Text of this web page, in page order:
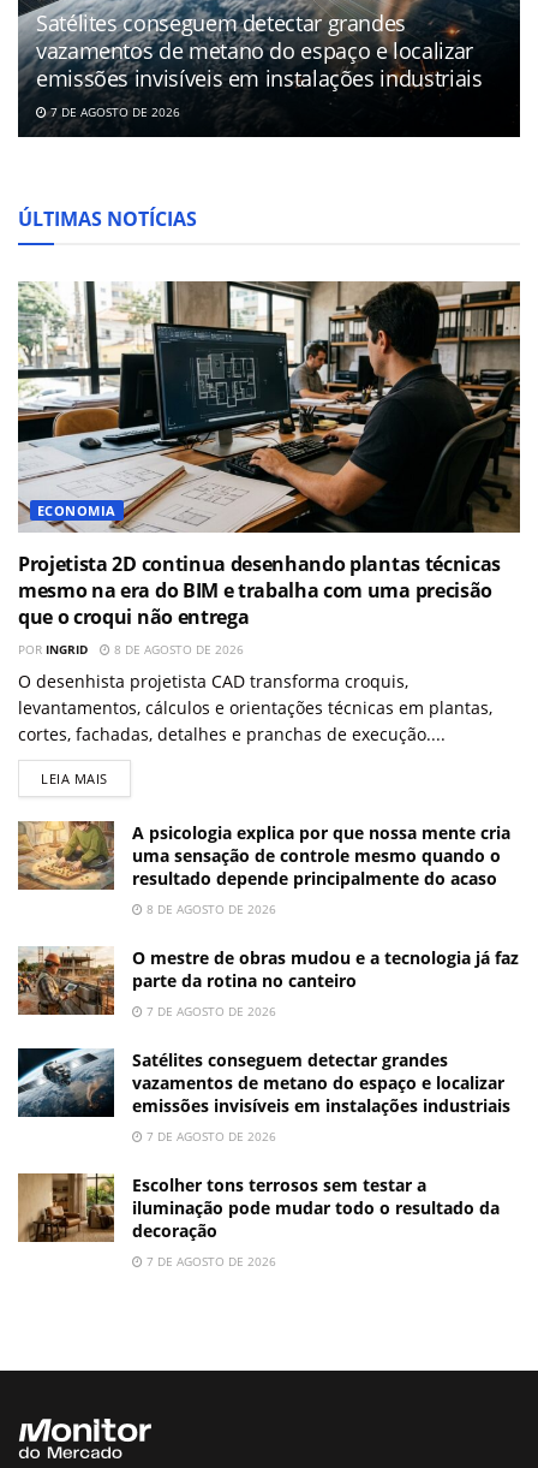
Satélites conseguem detectar grandes
vazamentos de metano do espaço e localizar
emissões invisíveis em instalações industriais
7 DE AGOSTO DE 2026
ÚLTIMAS NOTÍCIAS
ECONOMIA
Projetista 2D continua desenhando plantas técnicas
mesmo na era do BIM e trabalha com uma precisão
que o croqui não entrega
POR INGRID 8 DE AGOSTO DE 2026
O desenhista projetista CAD transforma croquis,
levantamentos, cálculos e orientações técnicas em plantas,
cortes, fachadas, detalhes e pranchas de execução....
LEIA MAIS
A psicologia explica por que nossa mente cria
uma sensação de controle mesmo quando o
resultado depende principalmente do acaso
8 DE AGOSTO DE 2026
O mestre de obras mudou e a tecnologia já faz
parte da rotina no canteiro
7 DE AGOSTO DE 2026
Satélites conseguem detectar grandes
vazamentos de metano do espaço e localizar
emissões invisíveis em instalações industriais
7 DE AGOSTO DE 2026
Escolher tons terrosos sem testar a
iluminação pode mudar todo o resultado da
decoração
7 DE AGOSTO DE 2026